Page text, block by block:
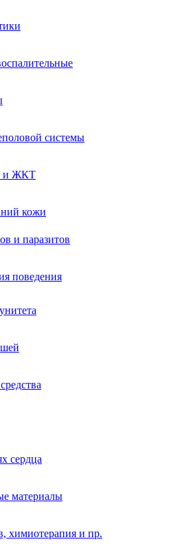
системы
и ЖКТ
кожи
и паразитов
поведения
сердца
материалы
химиотерапия и пр.